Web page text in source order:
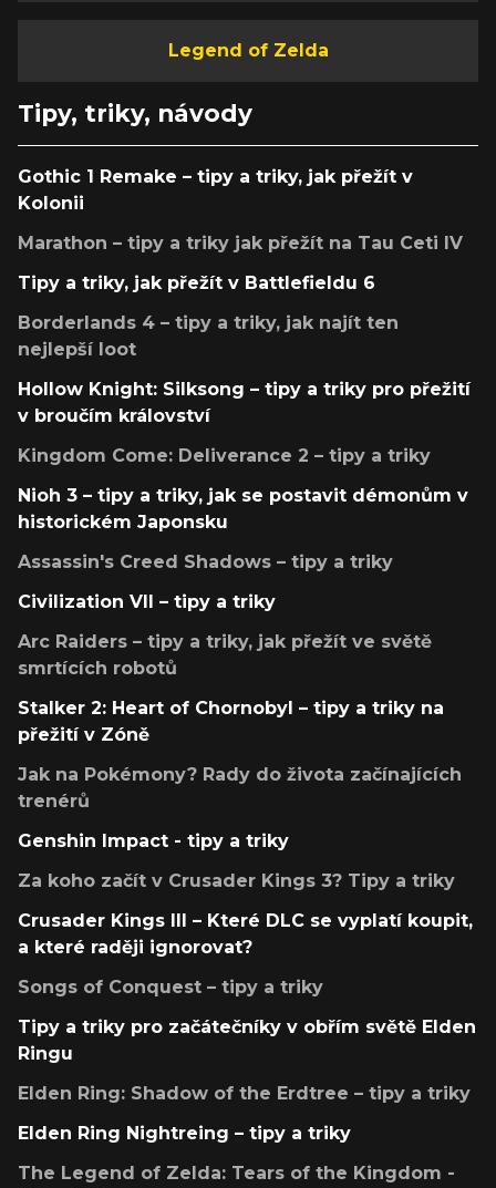
Legend of Zelda
Tipy, triky, návody
Gothic 1 Remake – tipy a triky, jak přežít v
Kolonii
Marathon – tipy a triky jak přežít na Tau Ceti IV
Tipy a triky, jak přežít v Battlefieldu 6
Borderlands 4 – tipy a triky, jak najít ten
nejlepší loot
Hollow Knight: Silksong – tipy a triky pro přežití
v broučím království
Kingdom Come: Deliverance 2 – tipy a triky
Nioh 3 – tipy a triky, jak se postavit démonům v
historickém Japonsku
Assassin's Creed Shadows – tipy a triky
Civilization VII – tipy a triky
Arc Raiders – tipy a triky, jak přežít ve světě
smrtících robotů
Stalker 2: Heart of Chornobyl – tipy a triky na
přežití v Zóně
Jak na Pokémony? Rady do života začínajících
trenérů
Genshin Impact - tipy a triky
Za koho začít v Crusader Kings 3? Tipy a triky
Crusader Kings III – Které DLC se vyplatí koupit,
a které raději ignorovat?
Songs of Conquest – tipy a triky
Tipy a triky pro začátečníky v obřím světě Elden
Ringu
Elden Ring: Shadow of the Erdtree – tipy a triky
Elden Ring Nightreing – tipy a triky
The Legend of Zelda: Tears of the Kingdom -